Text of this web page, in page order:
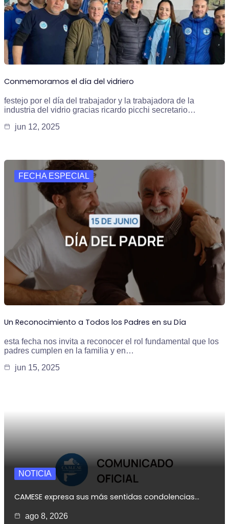
Conmemoramos el día del vidriero
festejo por el día del trabajador y la trabajadora de la
industria del vidrio gracias ricardo picchi secretario…
jun 12, 2025
FECHA ESPECIAL
Un Reconocimiento a Todos los Padres en su Día
esta fecha nos invita a reconocer el rol fundamental que los
padres cumplen en la familia y en…
jun 15, 2025
NOTICIA
CAMESE expresa sus más sentidas condolencias…
ago 8, 2026